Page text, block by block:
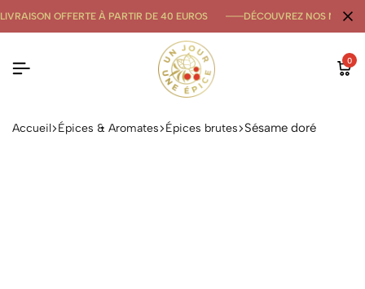
LIVRAISON OFFERTE À PARTIR DE 40 EUROS DÉCOUVREZ NOS
0
Accueil Épices & Aromates Épices brutes Sésame doré